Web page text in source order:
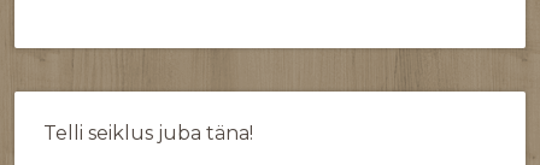
Telli seiklus juba täna!